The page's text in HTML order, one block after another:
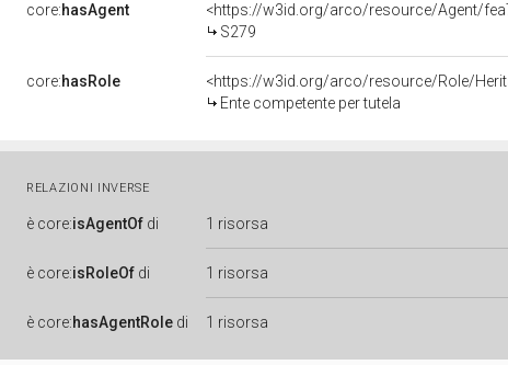
core:hasAgent
<https://w3id.org/arco/resource/Agent/
S279
core:hasRole
<https://w3id.org/arco/resource/Role/
Ente competente per tutela
RELAZIONI INVERSE
è core:isAgentOf di 1 risorsa
è core:isRoleOf di 1 risorsa
è core:hasAgentRole di 1 risorsa